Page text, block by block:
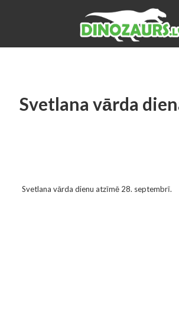
Svetlana vārda
Svetlana vārda dienu atzīmē 28. septembrī.